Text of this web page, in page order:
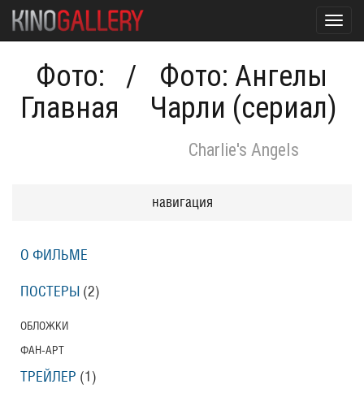
Фото:
Главная
/
Фото: Ангелы
Чарли (сериал)
Charlie's Angels
навигация
О ФИЛЬМЕ
ПОСТЕРЫ (2)
ОБЛОЖКИ
ФАН-АРТ
ТРЕЙЛЕР (1)